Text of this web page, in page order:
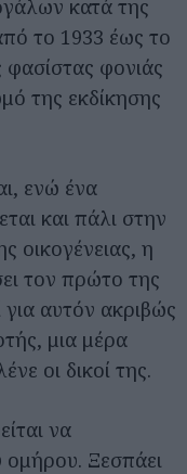
κατά της
το 1933 έως το
φονιάς
της εκδίκησης
ενώ ένα
και πάλι στην
οικογένειας, η
τον πρώτο της
αυτόν ακριβώς
μια μέρα
οι δικοί της.
να
Ξεσπάει